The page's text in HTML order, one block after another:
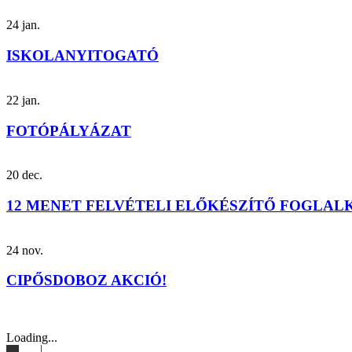
24 jan.
ISKOLANYITOGATÓ
22 jan.
FOTÓPÁLYÁZAT
20 dec.
12 MENET FELVÉTELI ELŐKÉSZÍTŐ
24 nov.
CIPŐSDOBOZ AKCIÓ!
Loading...